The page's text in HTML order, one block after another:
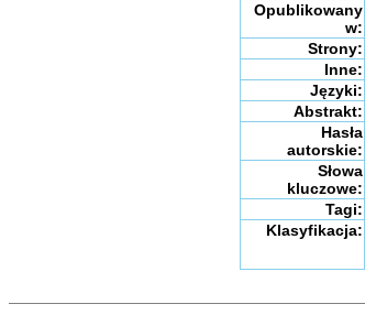
Opublikowany
w:
Strony:
Inne:
Języki:
Abstrakt:
Hasła
autorskie:
Słowa
kluczowe:
Tagi:
Klasyfikacja: